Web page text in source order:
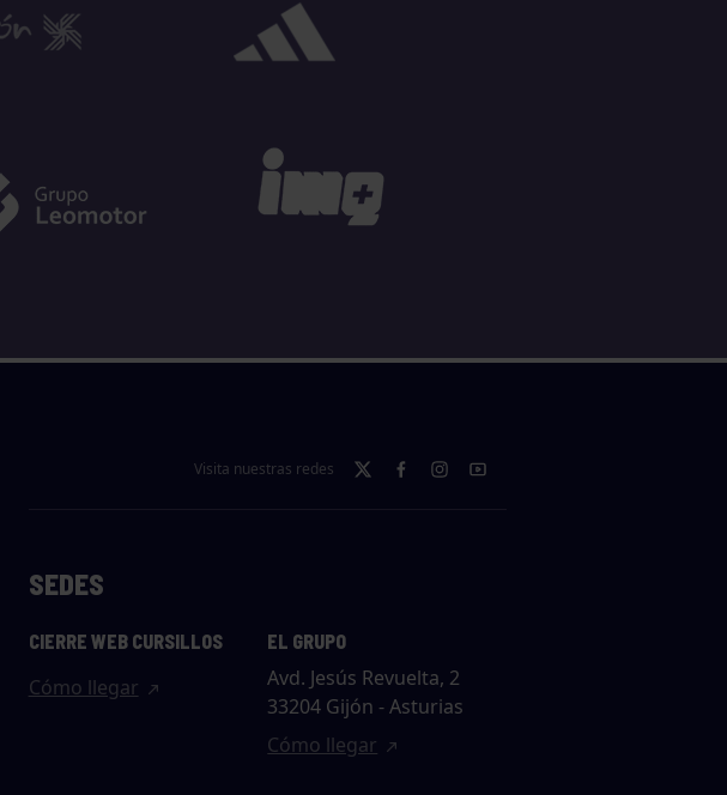
Visita nuestras redes
SEDES
CIERRE WEB CURSILLOS
Cómo llegar
EL GRUPO
Avd. Jesús Revuelta, 2
33204 Gijón - Asturias
Cómo llegar